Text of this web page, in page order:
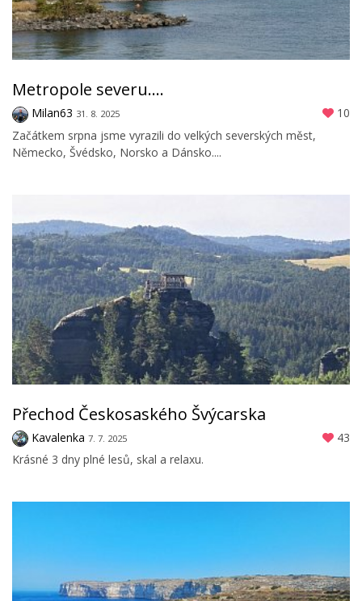
Metropole severu....
Milan63 31. 8. 2025
10
Začátkem srpna jsme vyrazili do velkých severských měst,
Německo, Švédsko, Norsko a Dánsko....
Přechod Českosaského Švýcarska
Kavalenka 7. 7. 2025
43
Krásné 3 dny plné lesů, skal a relaxu.